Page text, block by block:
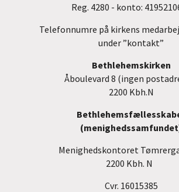
Reg. 4280 - konto:
Telefonnumre på kirkens
under”kontakt”
Bethlehemskirken
Åboulevard 8 (ingen
2200 Kbh.N
(me
Menighedskontoret
2200 Kbh. N
Cvr. 16015385